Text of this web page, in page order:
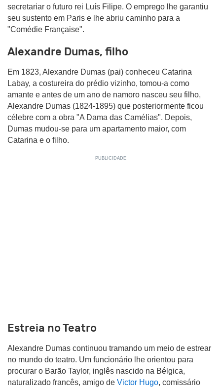
secretariar o futuro rei Luís Filipe. O emprego lhe garantiu
seu sustento em Paris e lhe abriu caminho para a
"Comédie Française".
Alexandre Dumas, filho
Em 1823, Alexandre Dumas (pai) conheceu Catarina
Labay, a costureira do prédio vizinho, tomou-a como
amante e antes de um ano de namoro nasceu seu filho,
Alexandre Dumas (1824-1895) que posteriormente ficou
célebre com a obra "A Dama das Camélias". Depois,
Dumas mudou-se para um apartamento maior, com
Catarina e o filho.
Estreia no Teatro
Alexandre Dumas continuou tramando um meio de estrear
no mundo do teatro. Um funcionário lhe orientou para
procurar o Barão Taylor, inglês nascido na Bélgica,
naturalizado francês, amigo de Victor Hugo, comissário